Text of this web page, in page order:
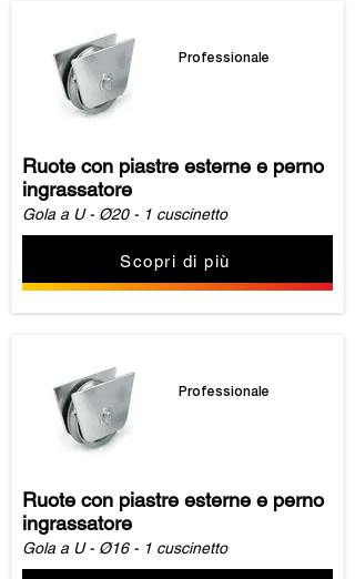
Professionale
Ruote con piastre esterne e perno
ingrassatore
Gola a U - Ø20 - 1 cuscinetto
Scopri di più
Professionale
Ruote con piastre esterne e perno
ingrassatore
Gola a U - Ø16 - 1 cuscinetto